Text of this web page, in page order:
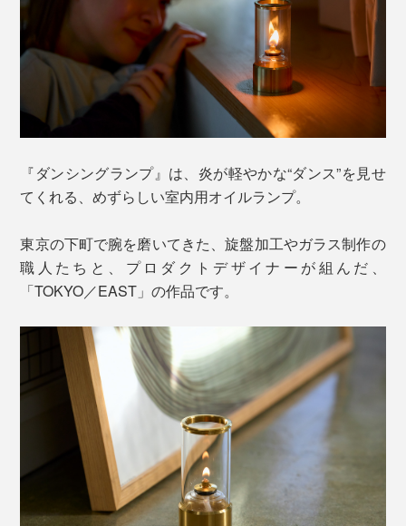
『ダンシングランプ』は、炎が軽やかな“ダンス”を見せ
てくれる、めずらしい室内用オイルランプ。
東京の下町で腕を磨いてきた、旋盤加工やガラス制作の
職人たちと、プロダクトデザイナーが組んだ、
「TOKYO／EAST」の作品です。